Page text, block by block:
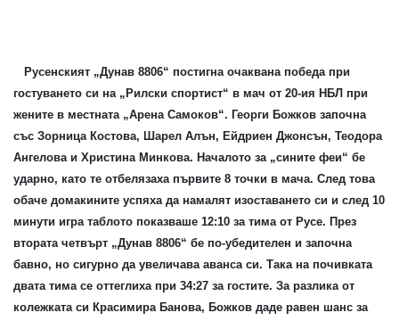
Русенският „Дунав 8806“ постигна очаквана победа при
гостуването си на „Рилски спортист“ в мач от 20-ия НБЛ при
жените в местната „Арена Самоков“. Георги Божков започна
със Зорница Костова, Шарел Алън, Ейдриен Джонсън, Теодора
Ангелова и Христина Минкова. Началото за „сините феи“ бе
ударно, като те отбелязаха първите 8 точки в мача. След това
обаче домакините успяха да намалят изоставането си и след 10
минути игра таблото показваше 12:10 за тима от Русе. През
втората четвърт „Дунав 8806“ бе по-убедителен и започна
бавно, но сигурно да увеличава аванса си. Така на почивката
двата тима се оттеглиха при 34:27 за гостите. За разлика от
колежката си Красимира Банова, Божков даде равен шанс за